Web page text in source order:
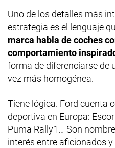
Uno de los detalles más
estrategia es el lenguaje
marca habla de coches
comportamiento
forma de diferenciarse de
vez más homogénea.
Tiene lógica. Ford cuenta
deportiva en Europa:
Puma Rally1… Son
interés entre aficionados